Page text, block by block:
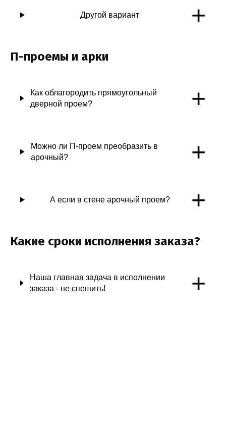
Другой вариант +
П-проемы и арки
Как облагородить прямоугольный
дверной проем?
+
Можно ли П-проем преобразить в
арочный?
+
А если в стене арочный проем? +
Какие сроки исполнения заказа?
Наша главная задача в исполнении
заказа - не спешить!
+